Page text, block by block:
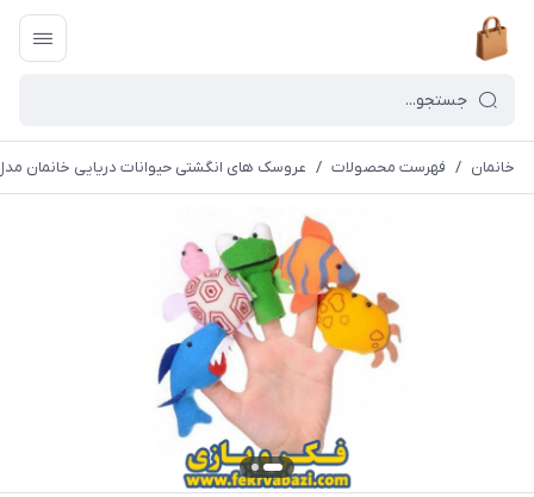
خانمان / فهرست محصولات / عروسک های انگشتی حیوانات دریایی خانمان مدل